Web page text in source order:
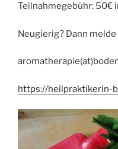
Teilnahmegebühr: 50€
Neugierig? Dann
https://heilpraktikerin-